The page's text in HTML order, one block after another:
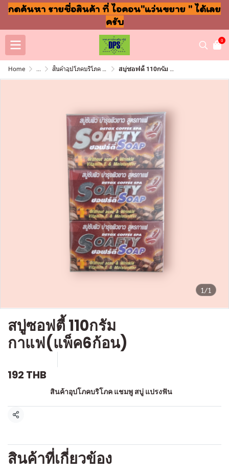
กดค้นหา รายชื่อสินค้า ที่ ไอคอน"แว่นขยาย " ได้เลย
ครับ
0
Home ... สินค้าอุปโภคบริโภค แชมพู สบู่ แปรงฟัน สบู่ซอฟตี้ 110กรัม กาแฟ(แพ็ค6ก้อน)
1/1
สบู่ซอฟตี้ 110กรัม
กาแฟ(แพ็ค6ก้อน)
192 THB
สินค้าอุปโภคบริโภค แชมพู สบู่ แปรงฟัน
แชร์
สินค้าที่เกี่ยวข้อง